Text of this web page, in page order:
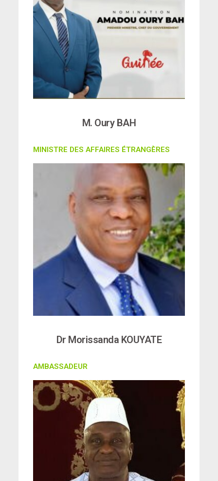
M. Oury BAH
MINISTRE DES AFFAIRES ÉTRANGÈRES
Dr Morissanda KOUYATE
AMBASSADEUR